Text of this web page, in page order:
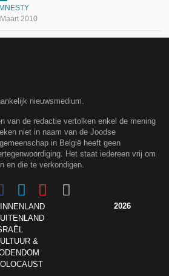
2010
nieuwsmedium.
van de redactie vertolken enkel de mening
niet in naam van de Joodse
in België heeft geen
Het staat iedereen vrij om
en die te verkondigen.
&
2026